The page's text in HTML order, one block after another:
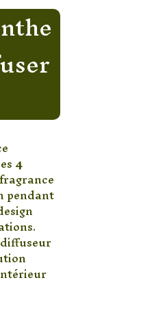
4
pendant